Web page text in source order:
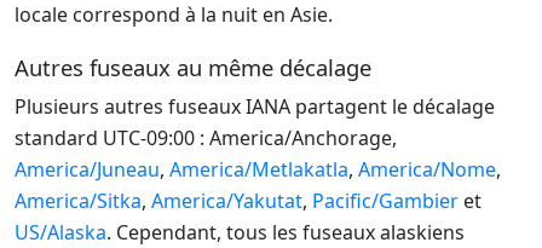
locale correspond à la nuit en Asie.
Autres fuseaux au même décalage
Plusieurs autres fuseaux IANA partagent le décalage
standard UTC-09:00 : America/Anchorage,
America/Juneau, America/Metlakatla, America/Nome,
America/Sitka, America/Yakutat, Pacific/Gambier et
US/Alaska. Cependant, tous les fuseaux alaskiens